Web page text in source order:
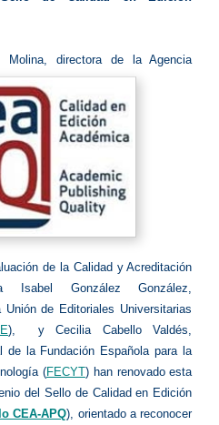
Molina, directora de la Agencia
de la Calidad y Acreditación
Isabel González González,
de Editoriales Universitarias
), y Cecilia Cabello Valdés,
de la Fundación Española para la
(FECYT) han renovado esta
del Sello de Calidad en Edición
CEA-APQ), orientado a reconocer